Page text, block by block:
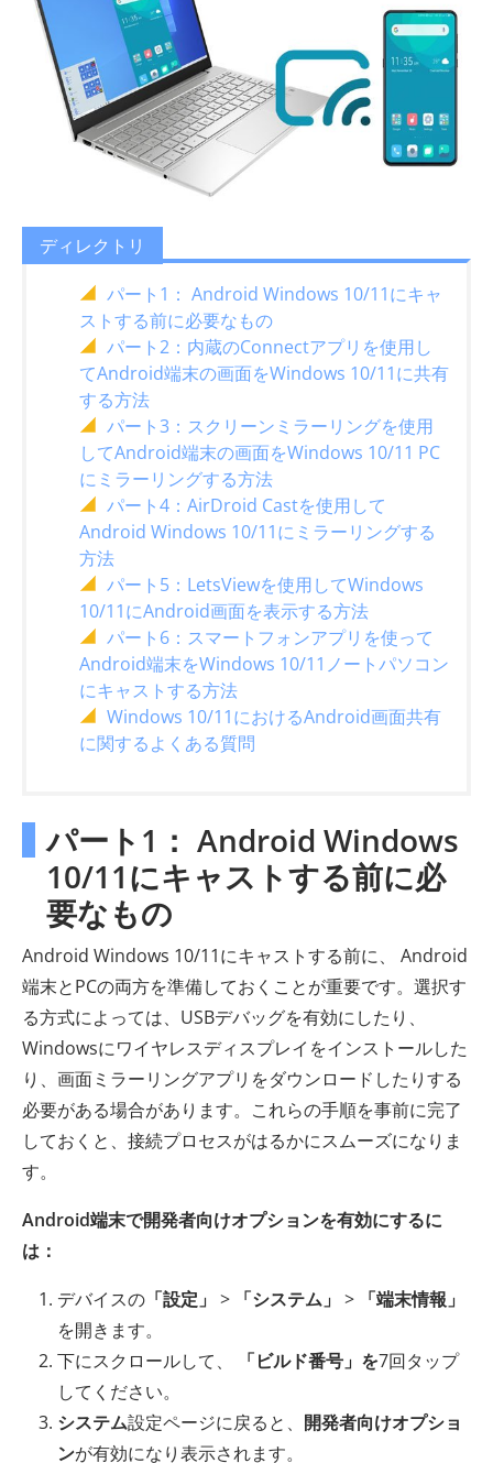
ディレクトリ
パート1： Android Windows 10/11にキャ
ストする前に必要なもの
パート2：内蔵のConnectアプリを使用し
てAndroid端末の画面をWindows 10/11に共有
する方法
パート3：スクリーンミラーリングを使用
してAndroid端末の画面をWindows 10/11 PC
にミラーリングする方法
パート4：AirDroid Castを使用して
Android Windows 10/11にミラーリングする
方法
パート5：LetsViewを使用してWindows
10/11にAndroid画面を表示する方法
パート6：スマートフォンアプリを使って
Android端末をWindows 10/11ノートパソコン
にキャストする方法
Windows 10/11におけるAndroid画面共有
に関するよくある質問
パート1： Android Windows
10/11にキャストする前に必
要なもの
Android Windows 10/11にキャストする前に、 Android
端末とPCの両方を準備しておくことが重要です。選択す
る方式によっては、USBデバッグを有効にしたり、
Windowsにワイヤレスディスプレイをインストールした
り、画面ミラーリングアプリをダウンロードしたりする
必要がある場合があります。これらの手順を事前に完了
しておくと、接続プロセスがはるかにスムーズになりま
す。
Android端末で開発者向けオプションを有効にするに
は：
デバイスの 「設定」 > 「システム」 > 「端末情報」
を開きます。
下にスクロールして、
「ビルド番号」を7回タップ
してください。
システム設定ページに戻ると、 開発者向けオプショ
ンが有効になり表示されます。